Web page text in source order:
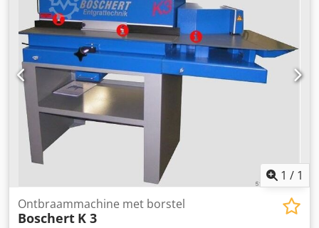
1 / 1
Ontbraammachine met borstel
Boschert K 3